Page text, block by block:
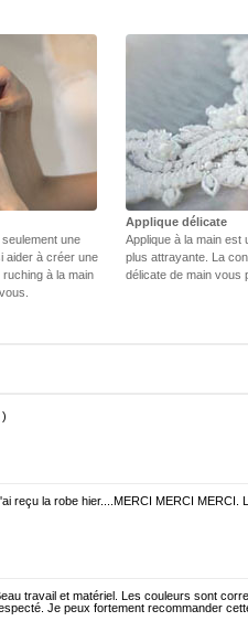
une
aider à créer une
à la main
Applique délicate
Applique à la main est
plus attrayante. La
délicate de main vous
reçu la robe hier....MERCI MERCI MERCI.
travail et matériel. Les couleurs sont
Je peux fortement recommander